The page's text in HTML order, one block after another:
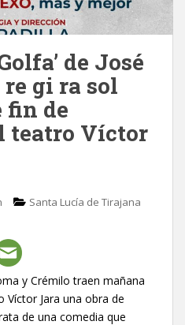
de José
re gi ra sol
fin de
teatro Víctor
Santa Lucía de Tirajana
y Crémilo traen mañana
Víctor Jara una obra de
de una comedia que